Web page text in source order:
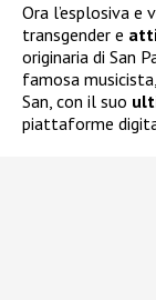
Ora l’esplosiva
transgender e
originaria di San
famosa
San, con il suo
piattaforme